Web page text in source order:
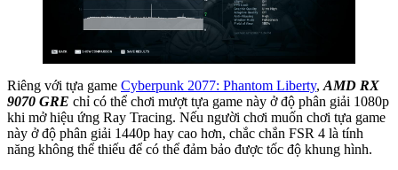
Riêng với tựa game Cyberpunk 2077: Phantom Liberty, AMD RX
9070 GRE chỉ có thể chơi mượt tựa game này ở độ phân giải 1080p
khi mở hiệu ứng Ray Tracing. Nếu người chơi muốn chơi tựa game
này ở độ phân giải 1440p hay cao hơn, chắc chắn FSR 4 là tính
năng không thể thiếu để có thể đảm bảo được tốc độ khung hình.